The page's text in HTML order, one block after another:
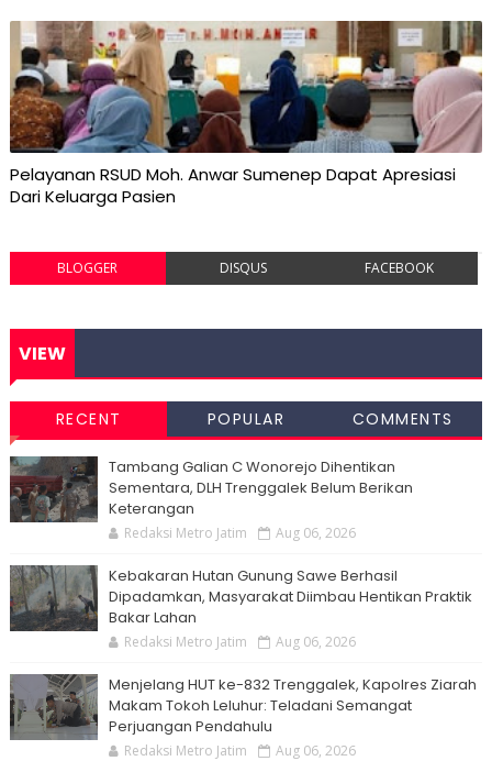
Pelayanan RSUD Moh. Anwar Sumenep Dapat Apresiasi
Dari Keluarga Pasien
BLOGGER DISQUS FACEBOOK
VIEW
RECENT POPULAR COMMENTS
Tambang Galian C Wonorejo Dihentikan
Sementara, DLH Trenggalek Belum Berikan
Keterangan
Redaksi Metro Jatim Aug 06, 2026
Kebakaran Hutan Gunung Sawe Berhasil
Dipadamkan, Masyarakat Diimbau Hentikan Praktik
Bakar Lahan
Redaksi Metro Jatim Aug 06, 2026
Menjelang HUT ke-832 Trenggalek, Kapolres Ziarah
Makam Tokoh Leluhur: Teladani Semangat
Perjuangan Pendahulu
Redaksi Metro Jatim Aug 06, 2026